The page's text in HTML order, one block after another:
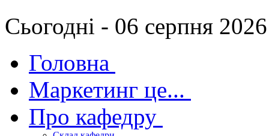
Сьогодні - 06 серпня
Головна
Маркетинг це...
Про кафедру